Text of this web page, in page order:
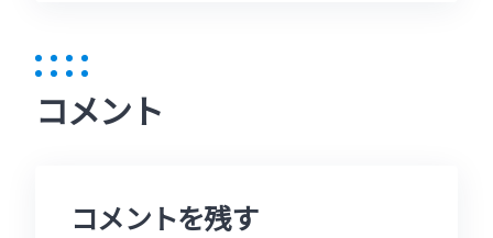
コメント
コメントを残す